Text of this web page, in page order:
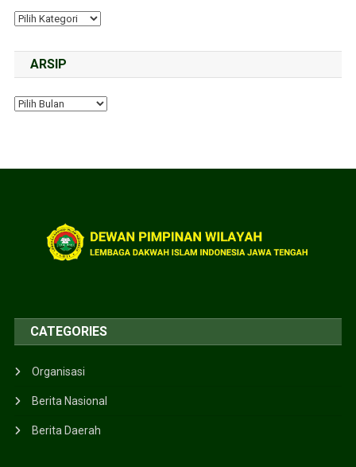
ARSIP
CATEGORIES
Organisasi
Berita Nasional
Berita Daerah